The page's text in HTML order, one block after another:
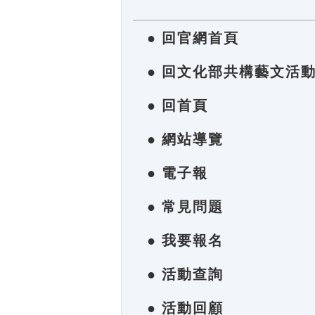
● 回官網首頁
● 回文化部共構藝文活
● 回首頁
● 網站導覽
● 電子報
● 常見問題
● 我要報名
● 活動查詢
● 活動回顧